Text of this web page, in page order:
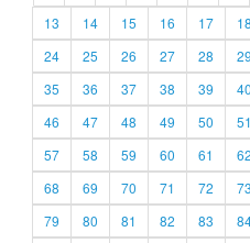
13
14 15 16 17 18
24
25 26 27 28 29
35
36 37 38 39 40
46
47 48 49 50 51
57
58 59 60 61 62
68
69 70 71 72 73
79
80 81 82 83